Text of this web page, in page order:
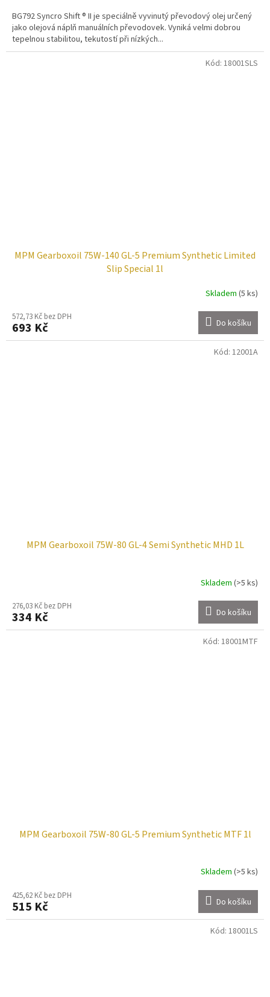
BG792 Syncro Shift ® II je speciálně vyvinutý převodový olej určený
jako olejová náplň manuálních převodovek. Vyniká velmi dobrou
tepelnou stabilitou, tekutostí při nízkých...
MPM Gearboxoil 75W-140 GL-5 Premium Synthetic Limited
Slip Special 1l
Skladem (5 ks)
572,73 Kč bez DPH
693 Kč Do košíku
Kód: 18001SLS
MPM Gearboxoil 75W-80 GL-4 Semi Synthetic MHD 1L
Skladem (>5 ks)
276,03 Kč bez DPH
334 Kč Do košíku
Kód: 12001A
MPM Gearboxoil 75W-80 GL-5 Premium Synthetic MTF 1l
Skladem (>5 ks)
425,62 Kč bez DPH
515 Kč Do košíku
Kód: 18001MTF
Kód: 18001LS